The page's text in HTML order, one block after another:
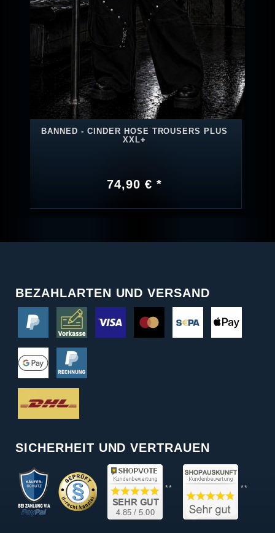
BANNED - CINDER HOSE TROUSERS PLUS
XXL+
74,90 € *
BEZAHLARTEN UND VERSAND
SICHERHEIT UND VERTRAUEN
** **